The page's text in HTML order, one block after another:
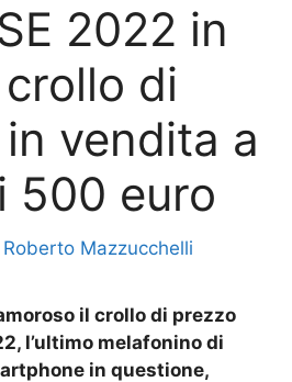
2022 in
di
vendita a
500 euro
Roberto Mazzucchelli
il crollo di prezzo
l’ultimo melafonino di
in questione,